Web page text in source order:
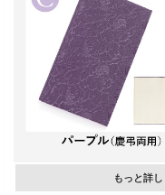
もっと詳